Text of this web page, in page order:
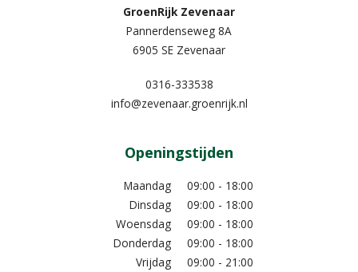
GroenRijk Zevenaar​
Pannerdenseweg 8A
6905 SE Zevenaar
0316-333538
info@zevenaar.groenrijk.nl
Openingstijden
Maandag
09:00 - 18:00
Dinsdag
09:00 - 18:00
Woensdag
09:00 - 18:00
Donderdag
09:00 - 18:00
Vrijdag
09:00 - 21:00